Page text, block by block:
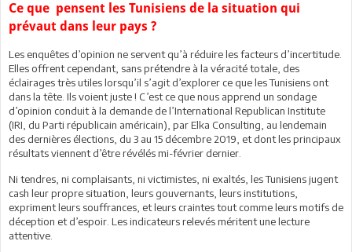
Ce que pensent les Tunisiens de la situation qui
prévaut dans leur pays ?
Les enquêtes d’opinion ne servent qu’à réduire les facteurs d’incertitude.
Elles offrent cependant, sans prétendre à la véracité totale, des
éclairages très utiles lorsqu’il s’agit d’explorer ce que les Tunisiens ont
dans la tête. Ils voient juste ! C’est ce que nous apprend un sondage
d’opinion conduit à la demande de l’International Republican Institute
(IRI, du Parti républicain américain), par Elka Consulting, au lendemain
des dernières élections, du 3 au 15 décembre 2019, et dont les principaux
résultats viennent d’être révélés mi-février dernier.
Ni tendres, ni complaisants, ni victimistes, ni exaltés, les Tunisiens jugent
cash leur propre situation, leurs gouvernants, leurs institutions,
expriment leurs souffrances, et leurs craintes tout comme leurs motifs de
déception et d’espoir. Les indicateurs relevés méritent une lecture
attentive.